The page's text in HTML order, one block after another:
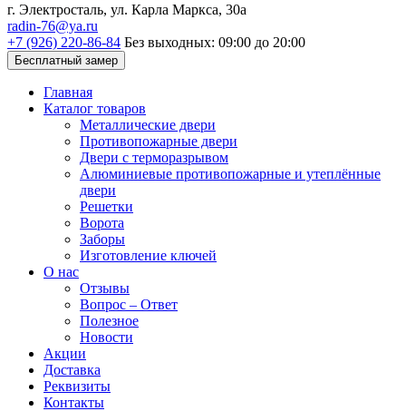
г. Электросталь, ул. Карла Маркса, 30а
radin-76@ya.ru
+7 (926) 220-86-84 Без выходных: 09:00 до 20:00
Бесплатный замер
Главная
Каталог товаров
Металлические двери
Противопожарные двери
Двери с терморазрывом
Алюминиевые противопожарные и утеплённые
двери
Решетки
Ворота
Заборы
Изготовление ключей
О нас
Отзывы
Вопрос – Ответ
Полезное
Новости
Акции
Доставка
Реквизиты
Контакты